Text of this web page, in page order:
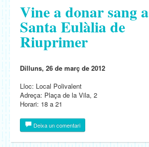
Vine a donar sang a
Santa Eulàlia de
Riuprimer
Dilluns, 26 de març de 2012
Lloc: Local Polivalent
Adreça: Plaça de la Vila, 2
Horari: 18 a 21
Deixa un comentari